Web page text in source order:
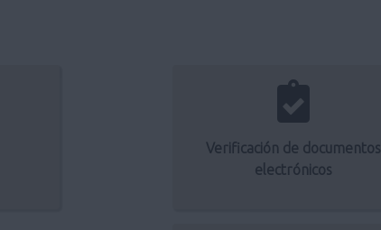
Verificación de documentos
electrónicos